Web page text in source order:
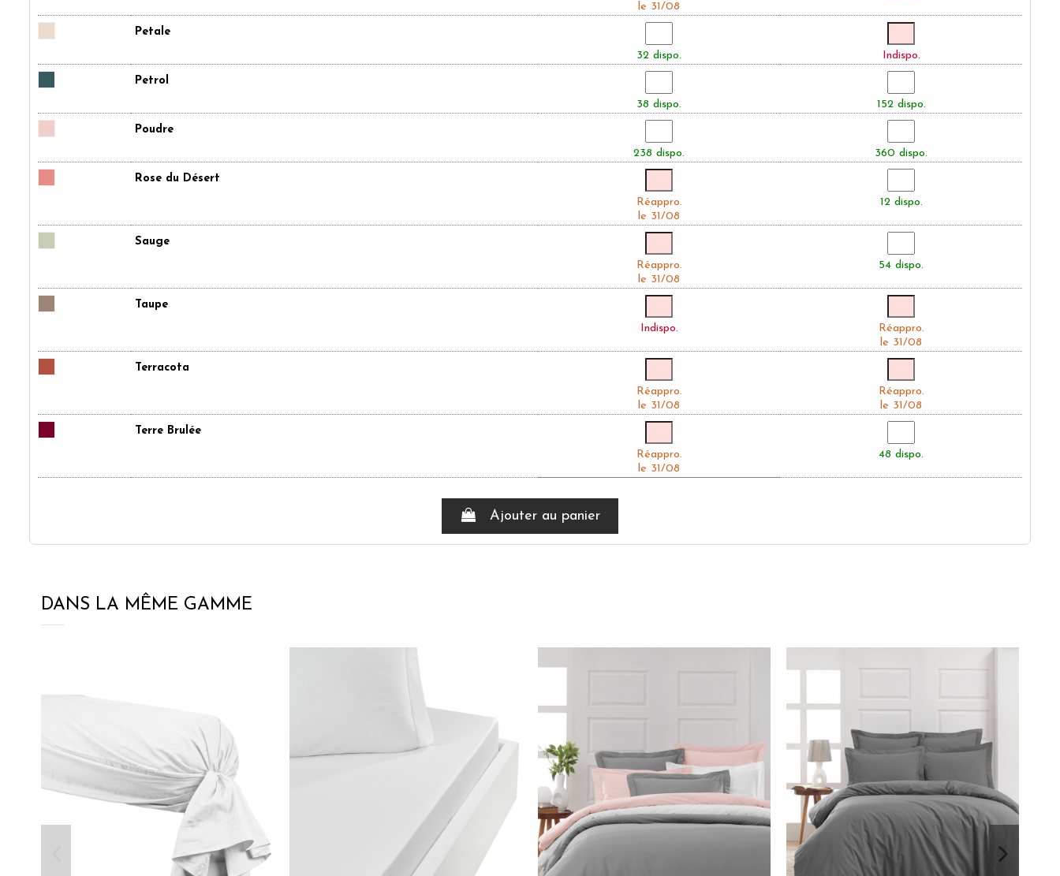
le 31/08
Petale
32 dispo.
Indispo.
Petrol
38 dispo.
152 dispo.
Poudre
238 dispo.
360 dispo.
Rose du Désert
Réappro.
le 31/08
12 dispo.
Sauge
Réappro.
le 31/08
54 dispo.
Taupe
Indispo.
Réappro.
le 31/08
Terracota
Réappro.
le 31/08
Réappro.
le 31/08
Terre Brulée
Réappro.
le 31/08
48 dispo.
Ajouter au panier
DANS LA MÊME GAMME